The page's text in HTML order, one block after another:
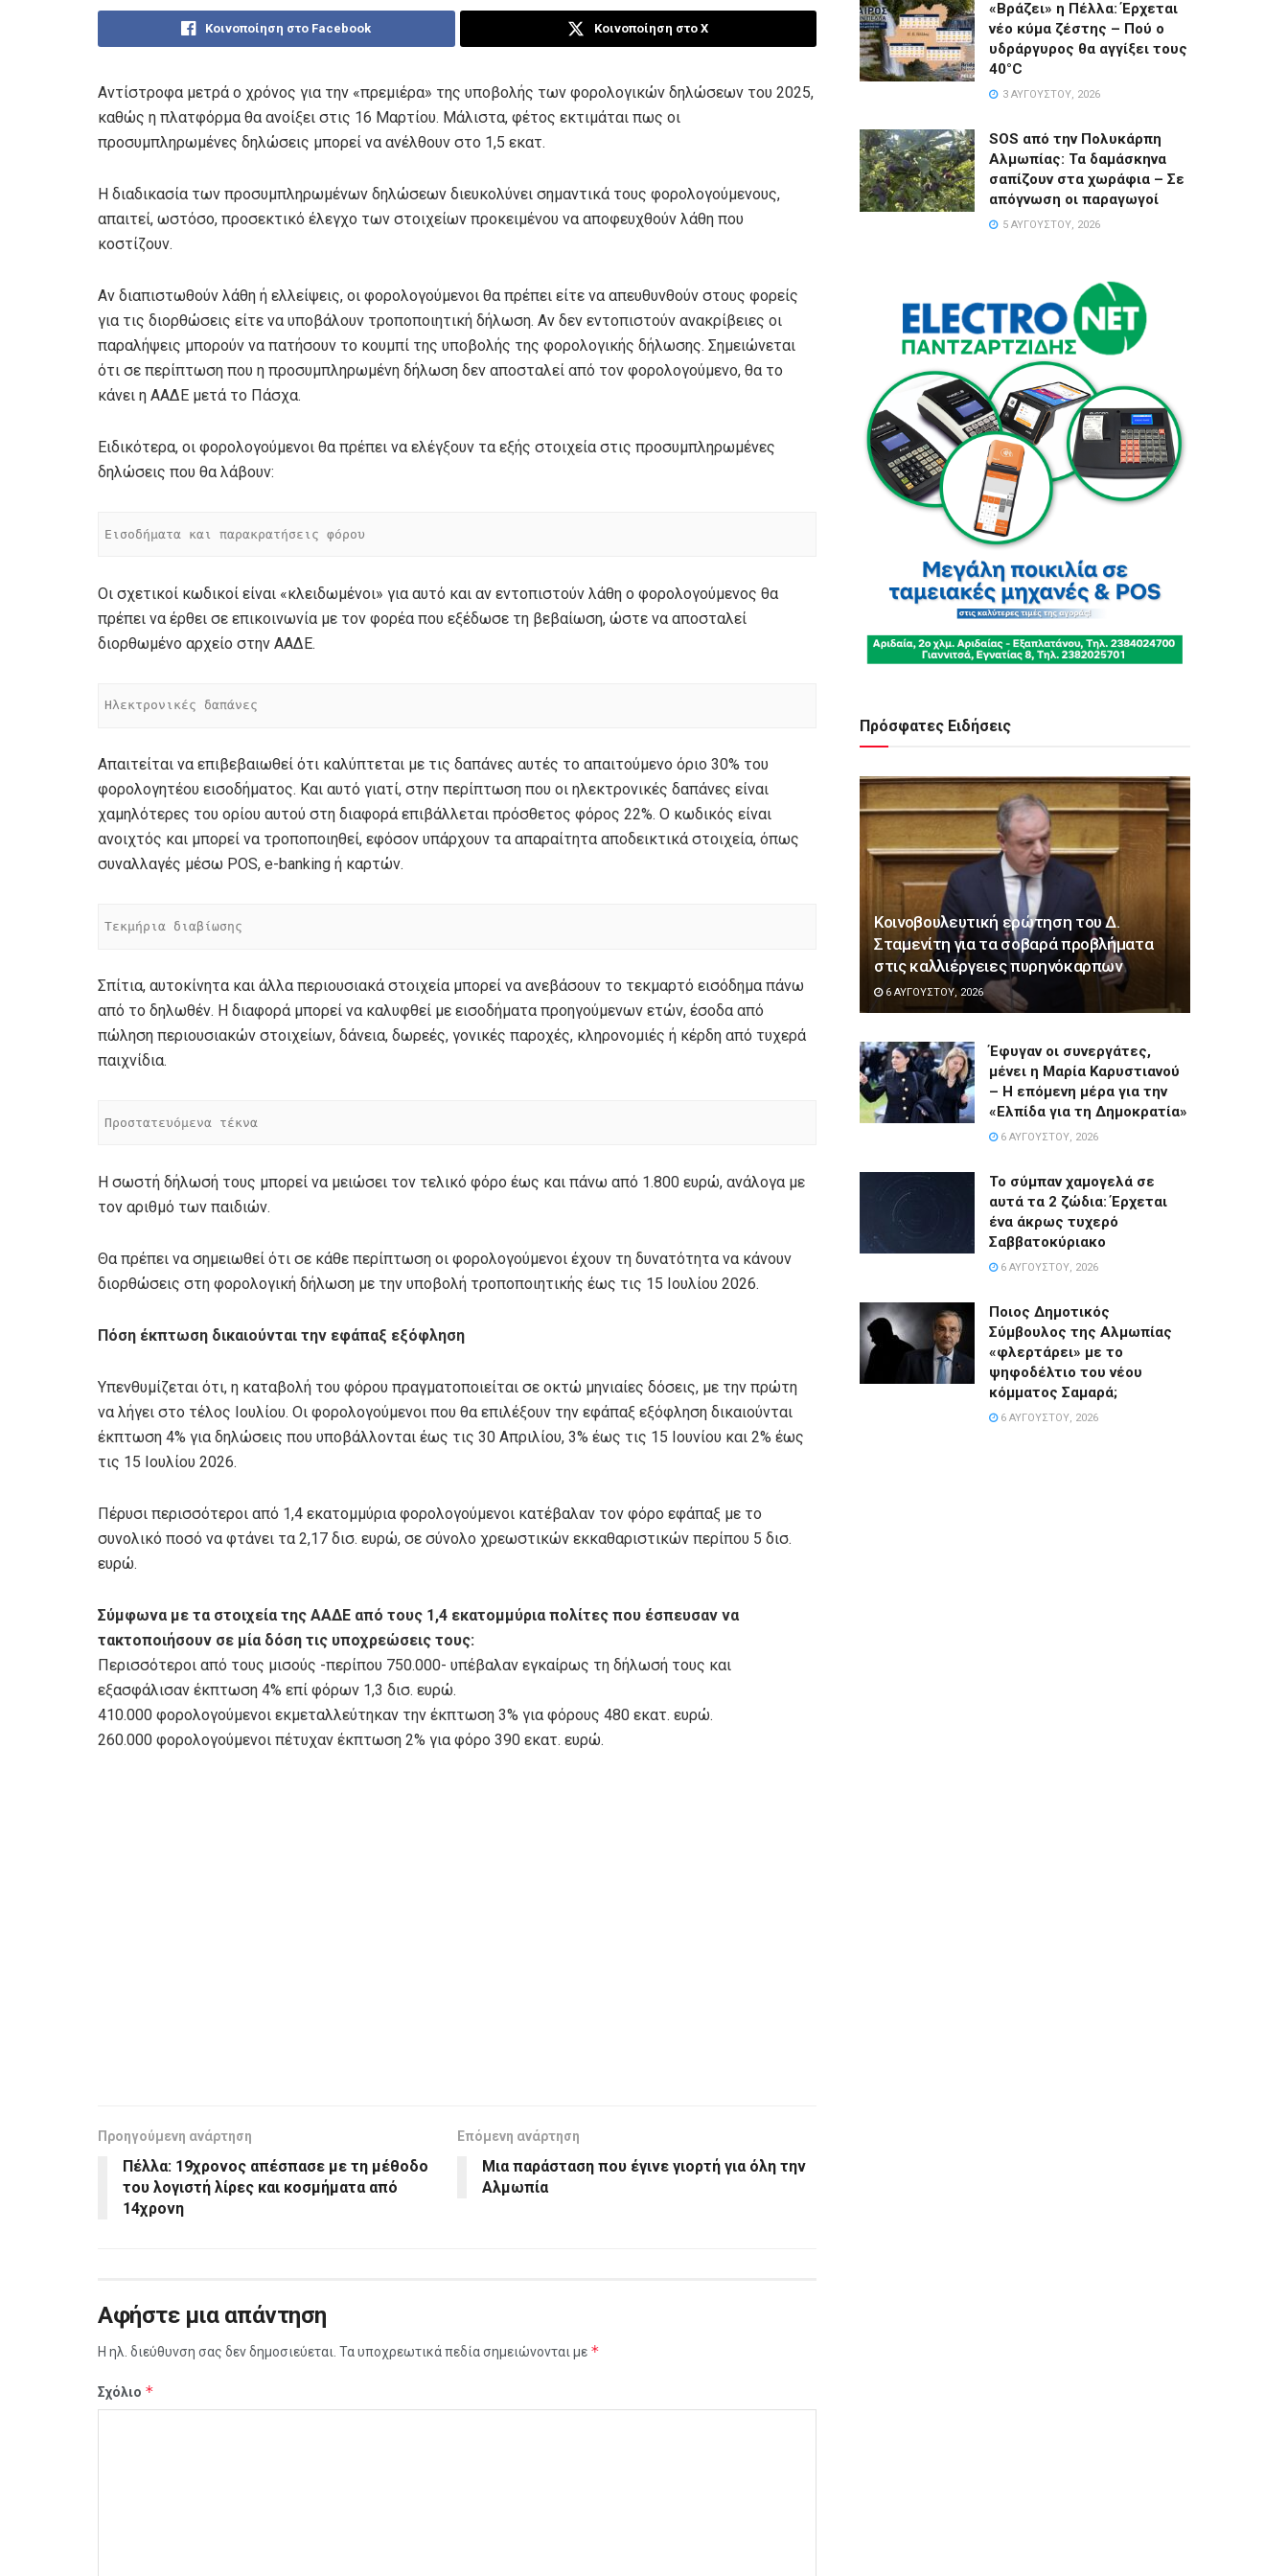
Κοινοποίηση στο Facebook Κοινοποίηση στο X
Αντίστροφα μετρά ο χρόνος για την «πρεμιέρα» της υποβολής των φορολογικών δηλώσεων του 2025,
καθώς η πλατφόρμα θα ανοίξει στις 16 Μαρτίου. Μάλιστα, φέτος εκτιμάται πως οι
προσυμπληρωμένες δηλώσεις μπορεί να ανέλθουν στο 1,5 εκατ.
Η διαδικασία των προσυμπληρωμένων δηλώσεων διευκολύνει σημαντικά τους φορολογούμενους,
απαιτεί, ωστόσο, προσεκτικό έλεγχο των στοιχείων προκειμένου να αποφευχθούν λάθη που
κοστίζουν.
Αν διαπιστωθούν λάθη ή ελλείψεις, οι φορολογούμενοι θα πρέπει είτε να απευθυνθούν στους φορείς
για τις διορθώσεις είτε να υποβάλουν τροποποιητική δήλωση. Αν δεν εντοπιστούν ανακρίβειες οι
παραλήψεις μπορούν να πατήσουν το κουμπί της υποβολής της φορολογικής δήλωσης. Σημειώνεται
ότι σε περίπτωση που η προσυμπληρωμένη δήλωση δεν αποσταλεί από τον φορολογούμενο, θα το
κάνει η ΑΑΔΕ μετά το Πάσχα.
Ειδικότερα, οι φορολογούμενοι θα πρέπει να ελέγξουν τα εξής στοιχεία στις προσυμπληρωμένες
δηλώσεις που θα λάβουν:
Εισοδήματα και παρακρατήσεις φόρου
Οι σχετικοί κωδικοί είναι «κλειδωμένοι» για αυτό και αν εντοπιστούν λάθη ο φορολογούμενος θα
πρέπει να έρθει σε επικοινωνία με τον φορέα που εξέδωσε τη βεβαίωση, ώστε να αποσταλεί
διορθωμένο αρχείο στην ΑΑΔΕ.
Ηλεκτρονικές δαπάνες
Απαιτείται να επιβεβαιωθεί ότι καλύπτεται με τις δαπάνες αυτές το απαιτούμενο όριο 30% του
φορολογητέου εισοδήματος. Και αυτό γιατί, στην περίπτωση που οι ηλεκτρονικές δαπάνες είναι
χαμηλότερες του ορίου αυτού στη διαφορά επιβάλλεται πρόσθετος φόρος 22%. Ο κωδικός είναι
ανοιχτός και μπορεί να τροποποιηθεί, εφόσον υπάρχουν τα απαραίτητα αποδεικτικά στοιχεία, όπως
συναλλαγές μέσω POS, e-banking ή καρτών.
Τεκμήρια διαβίωσης
Σπίτια, αυτοκίνητα και άλλα περιουσιακά στοιχεία μπορεί να ανεβάσουν το τεκμαρτό εισόδημα πάνω
από το δηλωθέν. Η διαφορά μπορεί να καλυφθεί με εισοδήματα προηγούμενων ετών, έσοδα από
πώληση περιουσιακών στοιχείων, δάνεια, δωρεές, γονικές παροχές, κληρονομιές ή κέρδη από τυχερά
παιχνίδια.
Προστατευόμενα τέκνα
Η σωστή δήλωσή τους μπορεί να μειώσει τον τελικό φόρο έως και πάνω από 1.800 ευρώ, ανάλογα με
τον αριθμό των παιδιών.
Θα πρέπει να σημειωθεί ότι σε κάθε περίπτωση οι φορολογούμενοι έχουν τη δυνατότητα να κάνουν
διορθώσεις στη φορολογική δήλωση με την υποβολή τροποποιητικής έως τις 15 Ιουλίου 2026.
Πόση έκπτωση δικαιούνται την εφάπαξ εξόφληση
Υπενθυμίζεται ότι, η καταβολή του φόρου πραγματοποιείται σε οκτώ μηνιαίες δόσεις, με την πρώτη
να λήγει στο τέλος Ιουλίου. Οι φορολογούμενοι που θα επιλέξουν την εφάπαξ εξόφληση δικαιούνται
έκπτωση 4% για δηλώσεις που υποβάλλονται έως τις 30 Απριλίου, 3% έως τις 15 Ιουνίου και 2% έως
τις 15 Ιουλίου 2026.
Πέρυσι περισσότεροι από 1,4 εκατομμύρια φορολογούμενοι κατέβαλαν τον φόρο εφάπαξ με το
συνολικό ποσό να φτάνει τα 2,17 δισ. ευρώ, σε σύνολο χρεωστικών εκκαθαριστικών περίπου 5 δισ.
ευρώ.
Σύμφωνα με τα στοιχεία της ΑΑΔΕ από τους 1,4 εκατομμύρια πολίτες που έσπευσαν να
τακτοποιήσουν σε μία δόση τις υποχρεώσεις τους:
Περισσότεροι από τους μισούς -περίπου 750.000- υπέβαλαν εγκαίρως τη δήλωσή τους και
εξασφάλισαν έκπτωση 4% επί φόρων 1,3 δισ. ευρώ.
410.000 φορολογούμενοι εκμεταλλεύτηκαν την έκπτωση 3% για φόρους 480 εκατ. ευρώ.
260.000 φορολογούμενοι πέτυχαν έκπτωση 2% για φόρο 390 εκατ. ευρώ.
Προηγούμενη ανάρτηση
Πέλλα: 19χρονος απέσπασε με τη μέθοδο
του λογιστή λίρες και κοσμήματα από
14χρονη
Επόμενη ανάρτηση
Μια παράσταση που έγινε γιορτή για όλη την
Αλμωπία
Αφήστε μια απάντηση
Η ηλ. διεύθυνση σας δεν δημοσιεύεται. Τα υποχρεωτικά πεδία σημειώνονται με *
Σχόλιο *
«Βράζει» η Πέλλα: Έρχεται
νέο κύμα ζέστης – Πού ο
υδράργυρος θα αγγίξει τους
40°C
3 ΑΥΓΟΎΣΤΟΥ, 2026
SOS από την Πολυκάρπη
Αλμωπίας: Τα δαμάσκηνα
σαπίζουν στα χωράφια – Σε
απόγνωση οι παραγωγοί
5 ΑΥΓΟΎΣΤΟΥ, 2026
Πρόσφατες Ειδήσεις
Κοινοβουλευτική ερώτηση του Δ.
Σταμενίτη για τα σοβαρά προβλήματα
στις καλλιέργειες πυρηνόκαρπων
6 ΑΥΓΟΎΣΤΟΥ, 2026
Έφυγαν οι συνεργάτες,
μένει η Μαρία Καρυστιανού
– Η επόμενη μέρα για την
«Ελπίδα για τη Δημοκρατία»
6 ΑΥΓΟΎΣΤΟΥ, 2026
Το σύμπαν χαμογελά σε
αυτά τα 2 ζώδια: Έρχεται
ένα άκρως τυχερό
Σαββατοκύριακο
6 ΑΥΓΟΎΣΤΟΥ, 2026
Ποιος Δημοτικός
Σύμβουλος της Αλμωπίας
«φλερτάρει» με το
ψηφοδέλτιο του νέου
κόμματος Σαμαρά;
6 ΑΥΓΟΎΣΤΟΥ, 2026